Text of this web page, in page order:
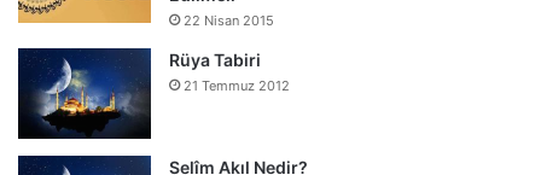
22 Nisan 2015
Rüya Tabiri
21 Temmuz 2012
Selîm Akıl Nedir?